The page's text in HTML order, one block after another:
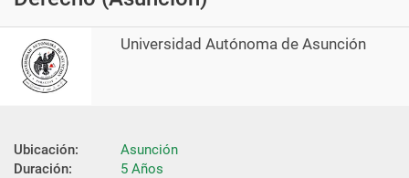
Universidad Autónoma de Asunción
Ubicación:
Asunción
Duración:
5 Años